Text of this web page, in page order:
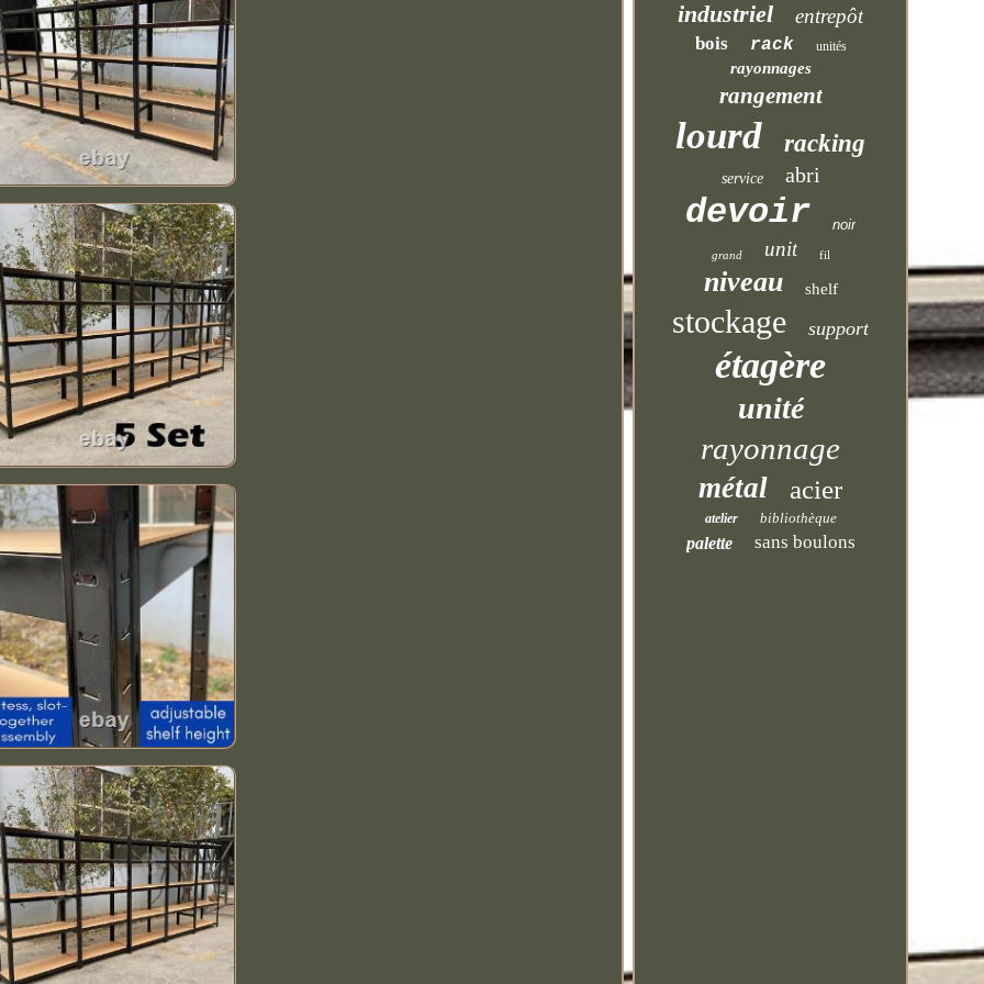
industriel entrepôt
bois rack unités
rayonnages
rangement
lourd racking
service abri
devoir noir
grand unit fil
niveau shelf
stockage support
étagère
unité
rayonnage
métal acier
atelier bibliothèque
palette sans boulons